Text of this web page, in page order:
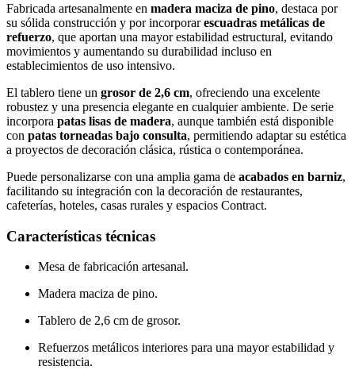
Fabricada artesanalmente en madera maciza de pino, destaca por
su sólida construcción y por incorporarescuadras metálicas de
refuerzo, que aportan una mayor estabilidad estructural, evitando
movimientos y aumentando su durabilidad incluso en
establecimientos de uso intensivo.
El tablero tiene un grosor de 2,6 cm, ofreciendo una excelente
robustez y una presencia elegante en cualquier ambiente. De serie
incorpora patas lisas de madera, aunque también está disponible
con patas torneadas bajo consulta, permitiendo adaptar su estética
a proyectos de decoración clásica, rústica o contemporánea.
Puede personalizarse con una amplia gama de acabados en barniz,
facilitando su integración con la decoración de restaurantes,
cafeterías, hoteles, casas rurales y espacios Contract.
Características técnicas
Mesa de fabricación artesanal.
Madera maciza de pino.
Tablero de 2,6 cm de grosor.
Refuerzos metálicos interiores para una mayor estabilidad y
resistencia.